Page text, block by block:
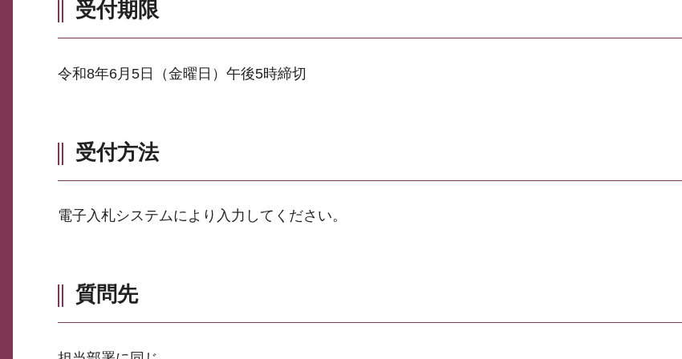
受付期限
令和8年6月5日（金曜日）午後5時締切
受付方法
電子入札システムにより入力してください。
質問先